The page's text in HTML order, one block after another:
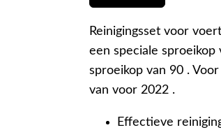
Reinigingsset voor
een speciale
sproeikop van 90 .
van voor 2022 .
Effectieve